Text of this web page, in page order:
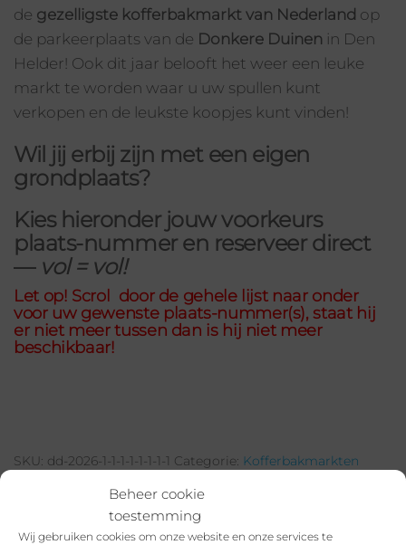
Beheer cookie
toestemming
Wij gebruiken cookies om onze website en onze services te
de gezelligste kofferbakmarkt van Nederland op
de parkeerplaats van de Donkere Duinen in Den
Helder! Ook dit jaar belooft het weer een leuke
markt te worden waar u uw spullen kunt
verkopen en de leukste koopjes kunt vinden!
Wil jij erbij zijn met een eigen
grondplaats?
Kies hieronder jouwvoorkeurs
plaats-nummeren reserveer direct
— vol = vol!
Let op! Scrol door de gehele lijst naar onder
voor uw gewenste plaats-nummer(s), staat hij
er niet meer tussen dan is hij niet meer
beschikbaar!
SKU: dd-2026-1-1-1-1-1-1-1-1 Categorie: Kofferbakmarkten